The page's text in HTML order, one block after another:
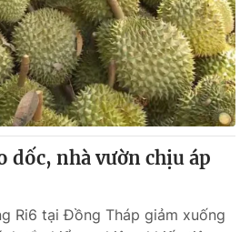
Bất động sản
Tấm lòng Việt
Vươn mình bằng AI
VTV8
English
dốc, nhà vườn chịu áp
Ri6 tại Đồng Tháp giảm xuống